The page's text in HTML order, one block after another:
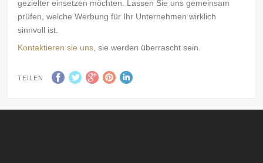
gezielter einsetzen möchten. Lassen Sie uns gemeinsam
prüfen, welche Werbung für Ihr Unternehmen wirklich
sinnvoll ist.
Kontaktieren sie uns , sie werden überrascht sein.
TEILEN